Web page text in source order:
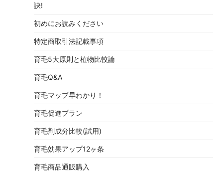
訣!
初めにお読みください
特定商取引法記載事項
育毛5大原則と植物比較論
育毛Q&A
育毛マップ早わかり！
育毛促進プラン
育毛剤成分比較(試用)
育毛効果アップ12ヶ条
育毛商品通販購入